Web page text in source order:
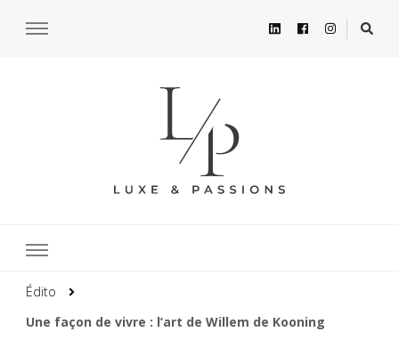
Édito
Une façon de vivre : l’art de Willem de Kooning